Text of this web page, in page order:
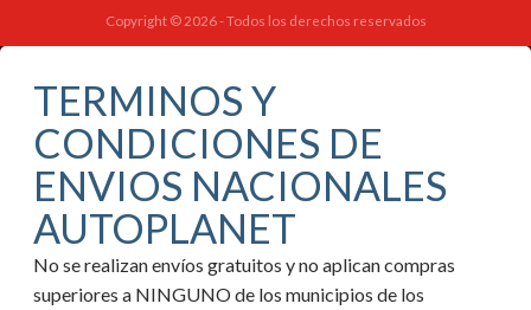
Copyright © 2026 - Todos los derechos reservados
TERMINOS Y
CONDICIONES DE
ENVIOS NACIONALES
AUTOPLANET
No se realizan envíos gratuitos y no aplican compras
superiores a NINGUNO de los municipios de los